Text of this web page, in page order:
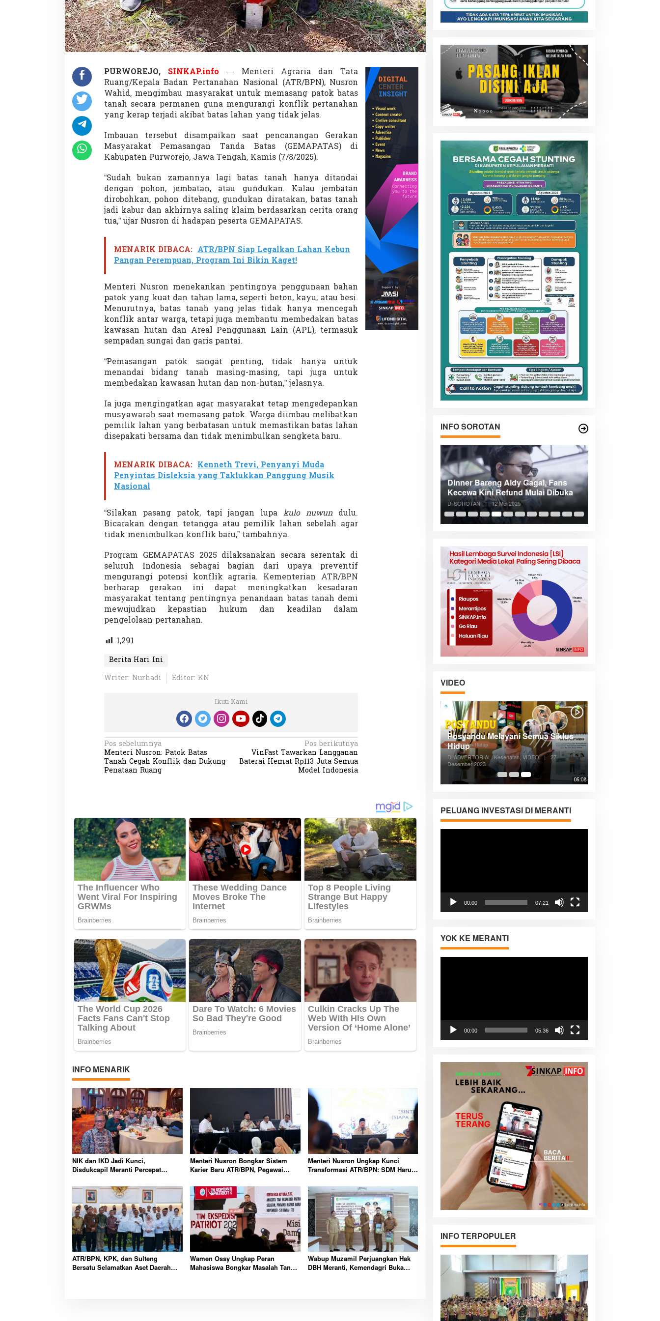
n
e
n
u
n
t
H
i
n
d
a
r
S
n
g
e
t
a
B
a
t
T
a
h
PURWOREJO, SINKAP.info — Menteri Agraria dan Tata
Ruang/Kepala Badan Pertanahan Nasional (ATR/BPN), Nusron
Wahid, mengimbau masyarakat untuk memasang patok batas
tanah secara permanen guna mengurangi konflik pertanahan
yang kerap terjadi akibat batas lahan yang tidak jelas.
Imbauan tersebut disampaikan saat pencanangan Gerakan
Masyarakat Pemasangan Tanda Batas (GEMAPATAS) di
Kabupaten Purworejo, Jawa Tengah, Kamis (7/8/2025).
“Sudah bukan zamannya lagi batas tanah hanya ditandai
dengan pohon, jembatan, atau gundukan. Kalau jembatan
dirobohkan, pohon ditebang, gundukan diratakan, batas tanah
jadi kabur dan akhirnya saling klaim berdasarkan cerita orang
tua,” ujar Nusron di hadapan peserta GEMAPATAS.
MENARIK DIBACA: ATR/BPN Siap Legalkan Lahan Kebun
Pangan Perempuan, Program Ini Bikin Kaget!
Menteri Nusron menekankan pentingnya penggunaan bahan
patok yang kuat dan tahan lama, seperti beton, kayu, atau besi.
Menurutnya, batas tanah yang jelas tidak hanya mencegah
konflik antar warga, tetapi juga membantu membedakan batas
kawasan hutan dan Areal Penggunaan Lain (APL), termasuk
sempadan sungai dan garis pantai.
“Pemasangan patok sangat penting, tidak hanya untuk
menandai bidang tanah masing-masing, tapi juga untuk
membedakan kawasan hutan dan non-hutan,” jelasnya.
Ia juga mengingatkan agar masyarakat tetap mengedepankan
musyawarah saat memasang patok. Warga diimbau melibatkan
pemilik lahan yang berbatasan untuk memastikan batas lahan
disepakati bersama dan tidak menimbulkan sengketa baru.
MENARIK DIBACA: Kenneth Trevi, Penyanyi Muda
Penyintas Disleksia yang Taklukkan Panggung Musik
Nasional
“Silakan pasang patok, tapi jangan lupakulo nuwundulu.
Bicarakan dengan tetangga atau pemilik lahan sebelah agar
tidak menimbulkan konflik baru,” tambahnya.
Program GEMAPATAS 2025 dilaksanakan secara serentak di
seluruh Indonesia sebagai bagian dari upaya preventif
mengurangi potensi konflik agraria. Kementerian ATR/BPN
berharap gerakan ini dapat meningkatkan kesadaran
masyarakat tentang pentingnya penandaan batas tanah demi
mewujudkan kepastian hukum dan keadilan dalam
pengelolaan pertanahan.
1,291
Berita Hari Ini
Writer: Nurhadi
Editor: KN
Ikuti Kami
N
a
v
a
s
i
p
o
s
Pos sebelumnya
Menteri Nusron: Patok Batas
Tanah Cegah Konflik dan Dukung
Penataan Ruang
Pos berikutnya
VinFast Tawarkan Langganan
Baterai Hemat Rp113 Juta Semua
Model Indonesia
INFO MENARIK
NIK dan IKD Jadi Kunci,
Disdukcapil Meranti Percepat
Menteri Nusron Bongkar Sistem
Karier Baru ATR/BPN, Pegawai
Menteri Nusron Ungkap Kunci
Transformasi ATR/BPN: SDM Harus
ATR/BPN, KPK, dan Sulteng
Bersatu Selamatkan Aset Daerah
Wamen Ossy Ungkap Peran
Mahasiswa Bongkar Masalah Tanah
Wabup Muzamil Perjuangkan Hak
DBH Meranti, Kemendagri Buka
INFO SOROTAN
Demonstrasi Gen-Z Guncang
Nepal, PM Mundur Mendadak
Setelah Gedung Parlemen Dibakar
Menteri Nusron: Patok Batas Tanah
Rekognisi Sejarah Kerajaan Siak
Dinner Bareng Aldy Gagal, Fans
Kecewa Kini Refund Mulai Dibuka
Di SOROTAN | 12 Mei 2025
VIDEO
Partisipasi Pemuda dalam
Pelayanan Sukarela Internasional
Diadakan di Nanjing
Di GLOBAL, VIDEO | 18 Januari 2024
Eksplore Meranti – Yok ke Meranti
Di Budaya, NASIONAL, VIDEO, Wisata
2024
05:08
Posyandu Melayani Semua Siklus
Hidup
Di ADVERTORIAL, Kesehatan, VIDEO |
27
Desember 2023
PELUANG INVESTASI DI MERANTI
00:00 07:21
YOK KE MERANTI
00:00 05:36
INFO TERPOPULER